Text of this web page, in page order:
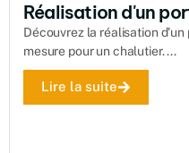
Réalisation d'un
Découvrez la réalisation
mesure pour un chalutier. ...
Lire la suite